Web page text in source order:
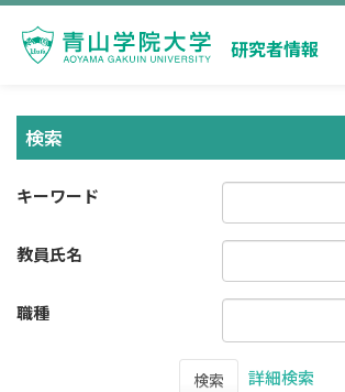
研究者情報
検索
キーワード
教員氏名
職種
検索
詳細検索